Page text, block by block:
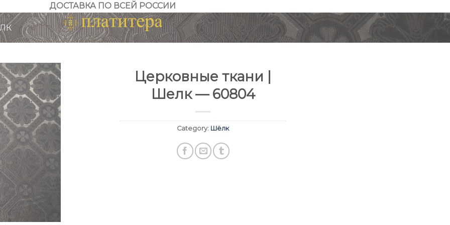
ДОСТАВКА ПО ВСЕЙ РОССИИ
Церковные ткани |
Шелк — 60804
Category: Шёлк